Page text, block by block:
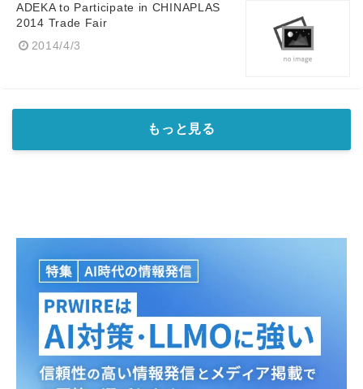
ADEKA to Participate in CHINAPLAS
2014 Trade Fair
2014/4/3
もっと見る
English